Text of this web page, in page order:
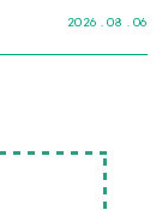
2026 . 08 . 06